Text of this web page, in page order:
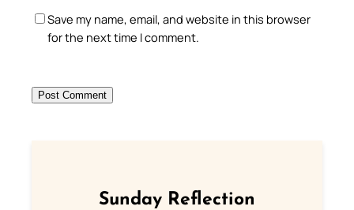
Save my name, email, and website in this browser
for the next time I comment.
Sunday Reflection